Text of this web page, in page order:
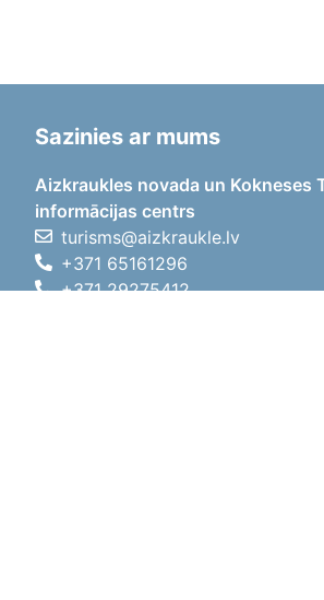
Sazinies ar mums
Aizkraukles novada un Kokneses
informācijas centrs
turisms@aizkraukle.lv
+371 65161296
+371 29275412